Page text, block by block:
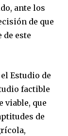
ante los
de que
este
Estudio de
factible
viable, que
de